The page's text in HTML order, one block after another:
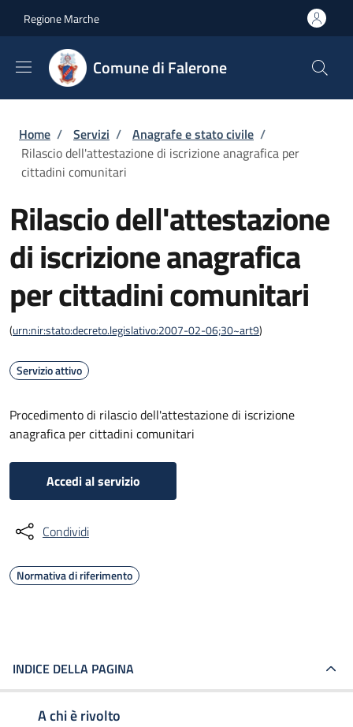
Regione Marche
Comune di Falerone
Briciole di pane
Home / Servizi / Anagrafe e stato civile /
Rilascio dell'attestazione di iscrizione anagrafica per
cittadini comunitari
Rilascio dell'attestazione
di iscrizione anagrafica
per cittadini comunitari
(urn:nir:stato:decreto.legislativo:2007-02-06;30~art9)
Servizio attivo
Procedimento di rilascio dell'attestazione di iscrizione
anagrafica per cittadini comunitari
Accedi al servizio
Condividi
Normativa di riferimento
INDICE DELLA PAGINA
A chi è rivolto